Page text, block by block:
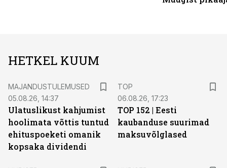
HETKEL KUUM
MAJANDUSTULEMUSED
05.08.26, 14:37
Ulatuslikust kahjumist
hoolimata võttis tuntud
ehituspoeketi omanik
kopsaka dividendi
TOP
06.08.26, 17:23
TOP 152 | Eesti
kaubanduse suurimad
maksuvõlglased